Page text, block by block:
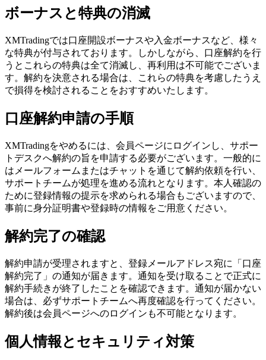
ボーナスと特典の消滅
XMTradingでは口座開設ボーナスや入金ボーナスなど、様々
な特典が付与されております。しかしながら、口座解約を行
うとこれらの特典は全て消滅し、再利用は不可能でございま
す。解約を決意される場合は、これらの特典を考慮したうえ
で損得を検討されることをおすすめいたします。
口座解約申請の手順
XMTradingをやめるには、会員ページにログインし、サポー
トデスクへ解約の旨を申請する必要がございます。一般的に
はメールフォームまたはチャットを通じて解約依頼を行い、
サポートチームが処理を進める流れとなります。本人確認の
ために登録情報の提示を求められる場合もございますので、
事前に身分証明書や登録時の情報をご用意ください。
解約完了の確認
解約申請が受理されますと、登録メールアドレス宛に「口座
解約完了」の通知が届きます。通知を受け取ることで正式に
解約手続きが終了したことを確認できます。通知が届かない
場合は、必ずサポートチームへ再度確認を行ってください。
解約後は会員ページへのログインも不可能となります。
個人情報とセキュリティ対策